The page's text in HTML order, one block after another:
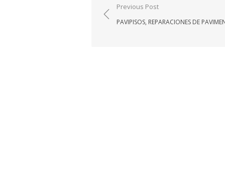
Navegación
de
Previous Post
PAVIPISOS, REPARACIONES DE